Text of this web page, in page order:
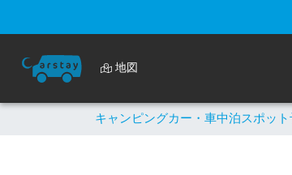
地図
キャンピングカー・車中泊スポット